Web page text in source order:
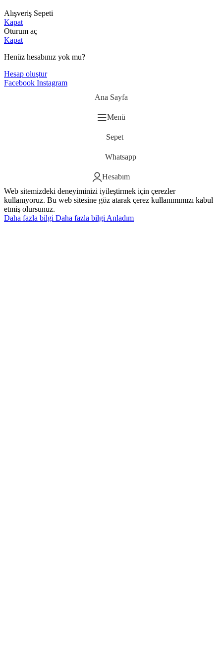
Alışveriş Sepeti
Kapat
Oturum aç
Kapat
Henüz hesabınız yok mu?
Hesap oluştur
Facebook Instagram
Ana Sayfa
Menü
Sepet
Whatsapp
Hesabım
Web sitemizdeki deneyiminizi iyileştirmek için çerezler
kullanıyoruz. Bu web sitesine göz atarak çerez kullanımımızı kabul
etmiş olursunuz.
Daha fazla bilgi Daha fazla bilgi Anladım